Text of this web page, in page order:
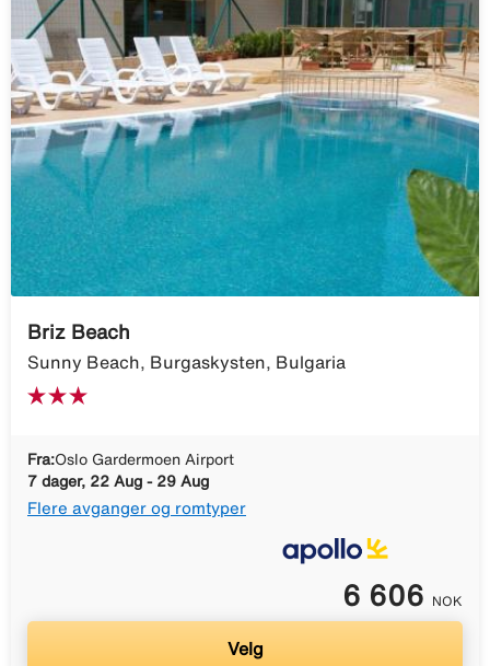
Briz Beach
Sunny Beach, Burgaskysten, Bulgaria
Fra:Oslo Gardermoen Airport
7 dager, 22 Aug - 29 Aug
Flere avganger og romtyper
6 606 NOK
Velg